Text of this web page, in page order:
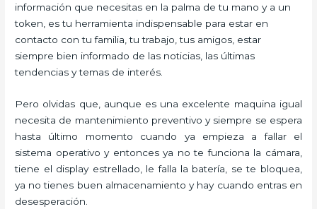
información que necesitas en la palma de tu mano y a un
token, es tu herramienta indispensable para estar en
contacto con tu familia, tu trabajo, tus amigos, estar
siempre bien informado de las noticias, las últimas
tendencias y temas de interés.
Pero olvidas que, aunque es una excelente maquina igual
necesita de mantenimiento preventivo y siempre se espera
hasta último momento cuando ya empieza a fallar el
sistema operativo y entonces ya no te funciona la cámara,
tiene el display estrellado, le falla la batería, se te bloquea,
ya no tienes buen almacenamiento y hay cuando entras en
desesperación.